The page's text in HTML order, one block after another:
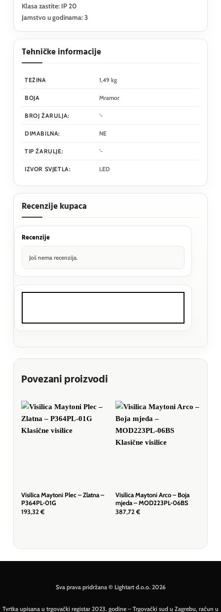
Klasa zastite: IP 20
Jamstvo u godinama: 3
Tehničke informacije
TEŽINA 1,49 kg
BOJA Mramor
BROJ ŽARULJA: '-
DIMABILNA: NE
TIP ŽARULJE: '-
IZVOR SVJETLA: LED
Recenzije kupaca
Recenzije
Još nema recenzija.
Povezani proizvodi
Visilica Maytoni Plec – Zlatna –
P364PL-01G
193,32 €
Visilica Maytoni Arco – Boja
mjeda – MOD223PL-06BS
387,72 €
Sva prava pridržana © Lightart d.o.o. 2026
Tvrtka upisana u trgovački registar 2023. godine – Trgovački sud u Zagrebu, račun u